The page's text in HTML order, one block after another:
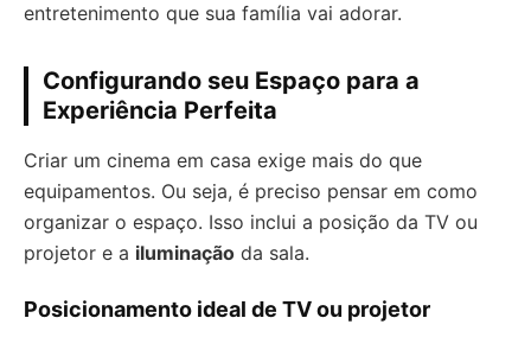
entretenimento que sua família vai adorar.
Configurando seu Espaço para a
Experiência Perfeita
Criar um cinema em casa exige mais do que
equipamentos. Ou seja, é preciso pensar em como
organizar o espaço. Isso inclui a posição da TV ou
projetor e a iluminação da sala.
Posicionamento ideal de TV ou projetor